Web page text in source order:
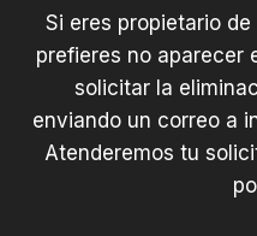
Si eres propietario
prefieres no aparecer
solicitar la
enviando un correo a
Atenderemos tu